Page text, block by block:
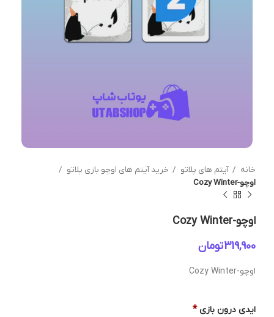
خانه آیتم های پلاتو
خرید آیتم های اوچو بازی پلاتو
اوچو-Cozy Winter
اوچو-Cozy Winter
تومان
اوچو-Cozy Winter
ایدی درون بازی *